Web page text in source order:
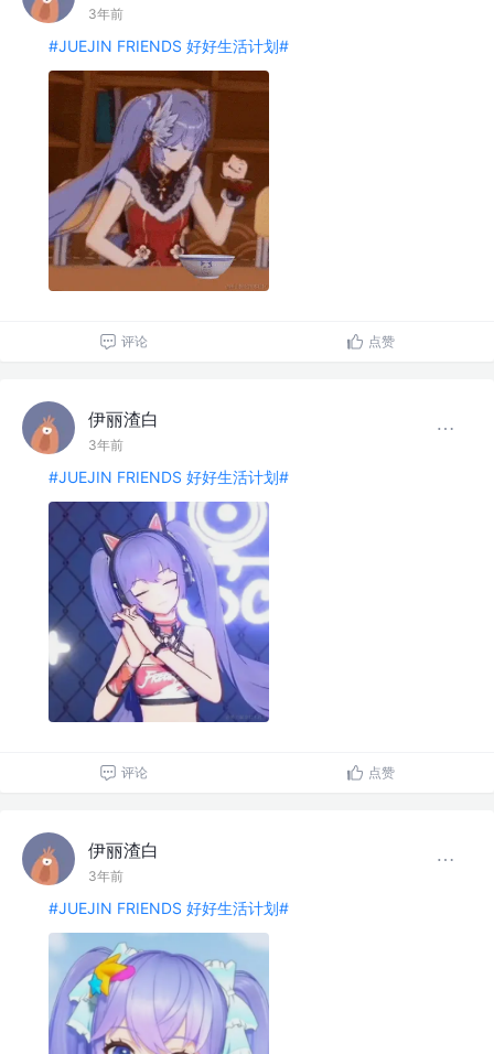
3年前
#JUEJIN FRIENDS 好好生活计划#
评论 点赞
伊丽渣白
3年前
#JUEJIN FRIENDS 好好生活计划#
评论 点赞
伊丽渣白
3年前
#JUEJIN FRIENDS 好好生活计划#